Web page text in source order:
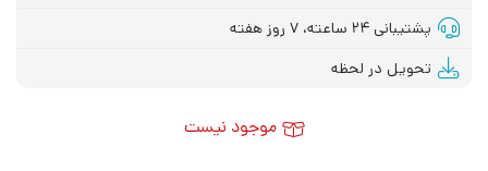
پشتیبانی ۲۴ ساعته، ۷ روز هفته
تحویل در لحظه
موجود نیست